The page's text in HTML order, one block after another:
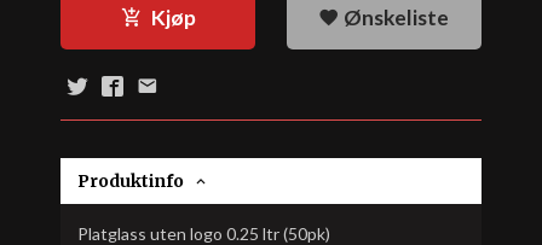
Kjøp Ønskeliste
Produktinfo
Platglass uten logo 0.25 ltr (50pk)